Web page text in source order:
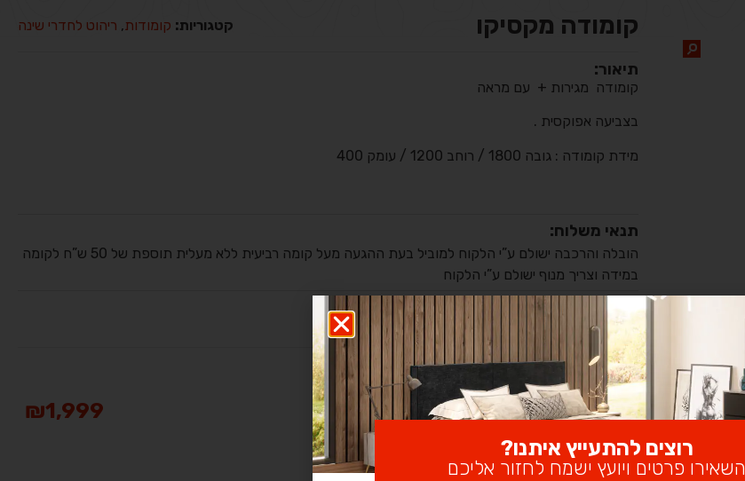
קומודה מקסיקו קטגוריות: קומודות, ריהוט לחדרי שינה
תיאור:
קומודה מגירות + עם מראה
בצביעה אפוקסית .
מידת קומודה : גובה 1800 / רוחב 1200 / עומק 400
תנאי משלוח:
הובלה והרכבה ישולם ע”י הלקוח למוביל בעת ההגעה מעל קומה רביעית ללא מעלית תוספת של 50 ש”ח לקומה
במידה וצריך מנוף ישולם ע”י הלקוח
מחירון הובלה והרכבה:
עלות: 250 ₪
הוספה לסל Alternative:
₪1,999
רוצים להתעייץ איתנו?
השאירו פרטים ויועץ ישמח לחזור אליכם